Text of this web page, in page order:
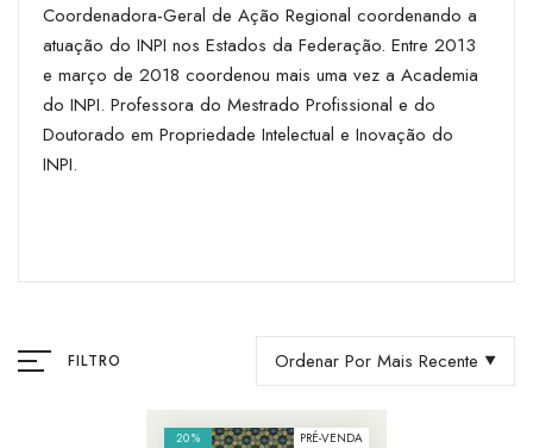
Coordenadora-Geral de Ação Regional coordenando a
atuação do INPI nos Estados da Federação. Entre 2013
e março de 2018 coordenou mais uma vez a Academia
do INPI. Professora do Mestrado Profissional e do
Doutorado em Propriedade Intelectual e Inovação do
INPI.
FILTRO Ordenar Por Mais Recente
20% PRÉ-VENDA